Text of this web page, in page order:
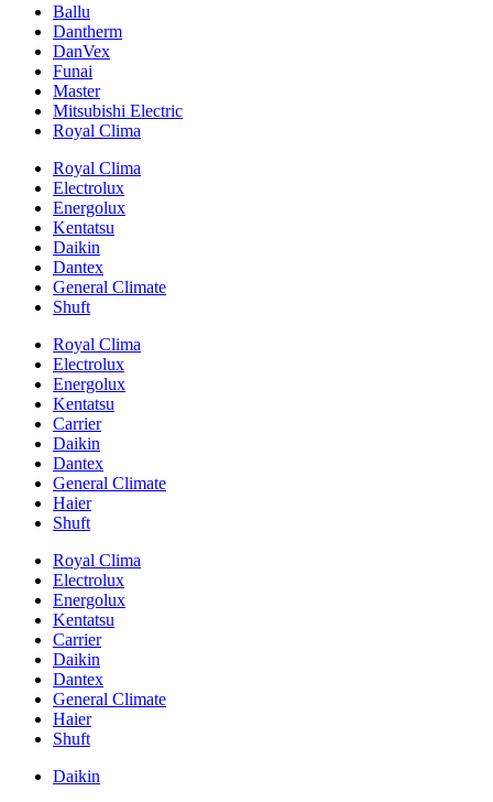
Ballu
Dantherm
DanVex
Funai
Master
Mitsubishi Electric
Royal Clima
Royal Clima
Electrolux
Energolux
Kentatsu
Daikin
Dantex
General Climate
Shuft
Royal Clima
Electrolux
Energolux
Kentatsu
Carrier
Daikin
Dantex
General Climate
Haier
Shuft
Royal Clima
Electrolux
Energolux
Kentatsu
Carrier
Daikin
Dantex
General Climate
Haier
Shuft
Daikin